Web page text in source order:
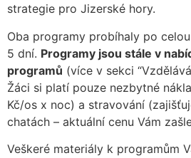
strategie pro Jizerské hory.
Oba programy probíhaly po
5 dní. Programy jsou stále v
programů (více v sekci
Žáci si platí pouze nezbytné
Kč/os x noc) a stravování
chatách – aktuální cenu Vám
Veškeré materiály k programům